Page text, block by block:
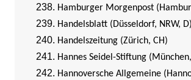
Hamburger Morgenpost
Handelsblatt (Düsseldorf, NRW, D)
Handelszeitung (Zürich, CH)
Hannes Seidel-Stiftung
Hannoversche Allgemeine